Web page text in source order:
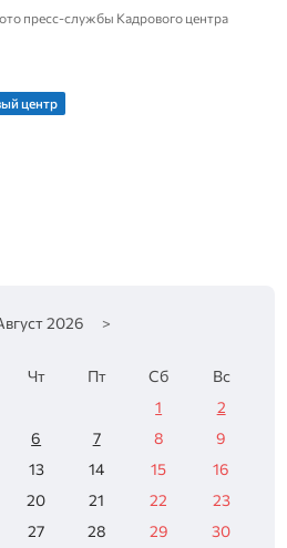
пресс-службы Кадрового центра
центр
2026 >
Чт Пт Сб
Вс
1
2
6 7 8
9
13 14 15
16
20 21 22
23
27 28 29
30